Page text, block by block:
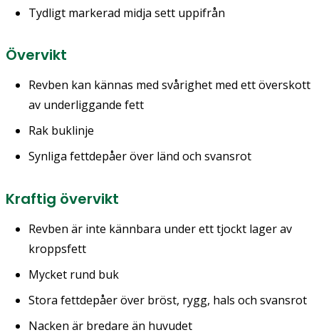
Tydligt markerad midja sett uppifrån
Övervikt
Revben kan kännas med svårighet med ett överskott
av underliggande fett
Rak buklinje
Synliga fettdepåer över länd och svansrot
Kraftig övervikt
Revben är inte kännbara under ett tjockt lager av
kroppsfett
Mycket rund buk
Stora fettdepåer över bröst, rygg, hals och svansrot
Nacken är bredare än huvudet